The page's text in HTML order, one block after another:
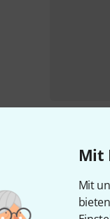
Mit
Mit